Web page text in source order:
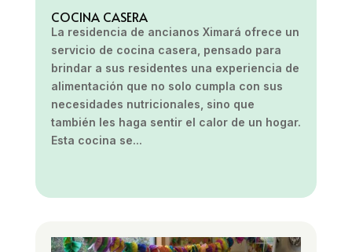
COCINA CASERA
La residencia de ancianos Ximará ofrece un
servicio de cocina casera, pensado para
brindar a sus residentes una experiencia de
alimentación que no solo cumpla con sus
necesidades nutricionales, sino que
también les haga sentir el calor de un hogar.
Esta cocina se...